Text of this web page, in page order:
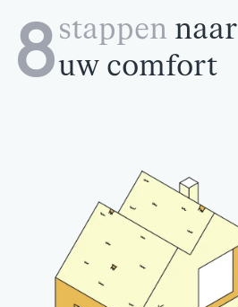
8stappen naar
uw comfort